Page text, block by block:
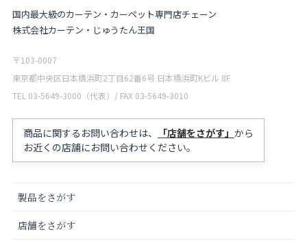
国内最大級のカーテン・カーペット専門店チェーン
株式会社カーテン・じゅうたん王国
〒103-0007
東京都中央区日本橋浜町2丁目62番6号 日本橋浜町Kビル 8F
TEL 03-5649-3000（代表）/ FAX 03-5649-3010
商品に関するお問い合わせは、 「店舗をさがす」 から
お近くの店舗にお問い合わせください。
製品をさがす
店舗をさがす